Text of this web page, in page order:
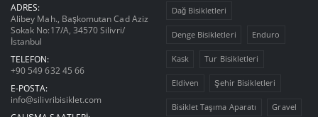
ADRES:
Alibey Mah., Başkomutan Cad Aziz
Sokak No:17/A, 34570 Silivri/
İstanbul
TELEFON:
+90 549 632 45 66
E-POSTA:
info@silivribisiklet.com
Dağ Bisikletleri
Denge Bisikletleri Enduro
Kask Tur Bisikletleri
Eldiven Şehir Bisikletleri
Bisiklet Taşıma Aparatı Gravel